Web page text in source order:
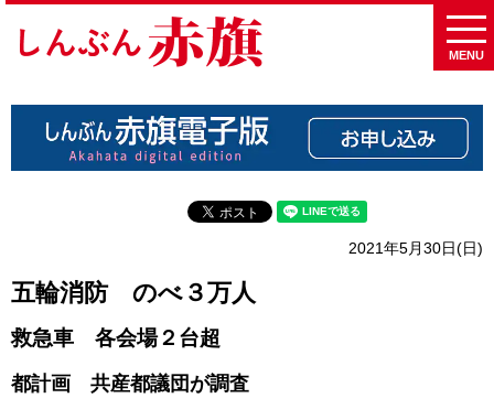
MENU
2021年5月30日(日)
五輪消防 のべ３万人
救急車 各会場２台超
都計画 共産都議団が調査